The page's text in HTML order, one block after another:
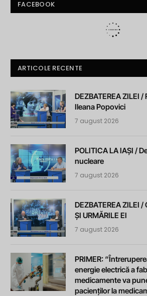
FACEBOOK
ARTICOLE RECENTE
DEZBATEREA ZILEI
Ileana Popovici
7 august 2026
POLITICA LA IAȘI /
nucleare
7 august 2026
DEZBATEREA ZILEI
ȘI URMĂRILE EI
7 august 2026
PRIMER:
energie electrică a
medicamente va
pacienților la